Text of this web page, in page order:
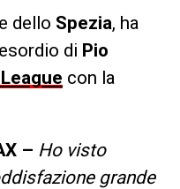
dello Spezia, ha
di Pio
con la
– Ho visto
grande